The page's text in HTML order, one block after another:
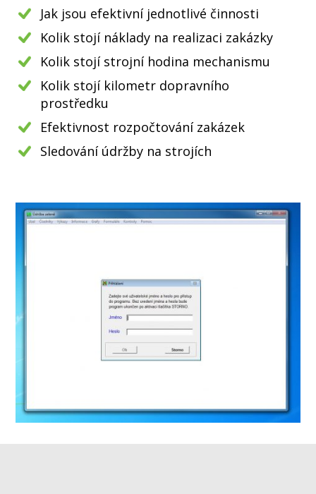
Jak jsou efektivní jednotlivé činnosti
Kolik stojí náklady na realizaci zakázky
Kolik stojí strojní hodina mechanismu
Kolik stojí kilometr dopravního
prostředku
Efektivnost rozpočtování zakázek
Sledování údržby na strojích